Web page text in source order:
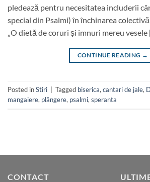
pledează pentru necesitatea includerii
special din Psalmi) în închinarea
„O dietă de coruri și imnuri mereu
CONTINUE READING →
Posted inStiri Tagged biserica, cantari de jale,
mangaiere, plângere, psalmi, speranta
CONTACT